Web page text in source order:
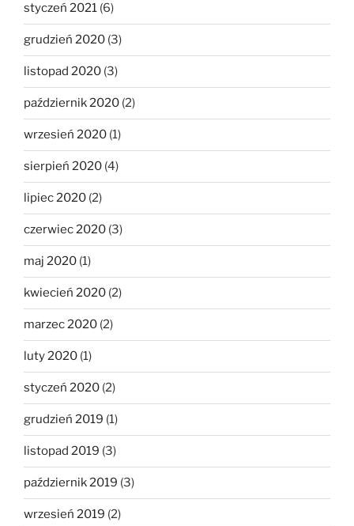
styczeń 2021 (6)
grudzień 2020 (3)
listopad 2020 (3)
październik 2020 (2)
wrzesień 2020 (1)
sierpień 2020 (4)
lipiec 2020 (2)
czerwiec 2020 (3)
maj 2020 (1)
kwiecień 2020 (2)
marzec 2020 (2)
luty 2020 (1)
styczeń 2020 (2)
grudzień 2019 (1)
listopad 2019 (3)
październik 2019 (3)
wrzesień 2019 (2)